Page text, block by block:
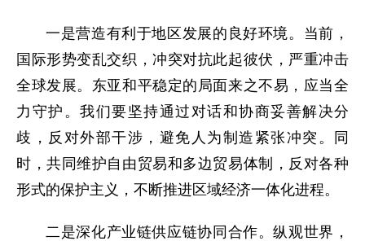
一是营造有利于地区发展的良好环境。当前，
国际形势变乱交织，冲突对抗此起彼伏，严重冲击
全球发展。东亚和平稳定的局面来之不易，应当全
力守护。我们要坚持通过对话和协商妥善解决分
歧，反对外部干涉，避免人为制造紧张冲突。同
时，共同维护自由贸易和多边贸易体制，反对各种
形式的保护主义，不断推进区域经济一体化进程。
二是深化产业链供应链协同合作。纵观世界，